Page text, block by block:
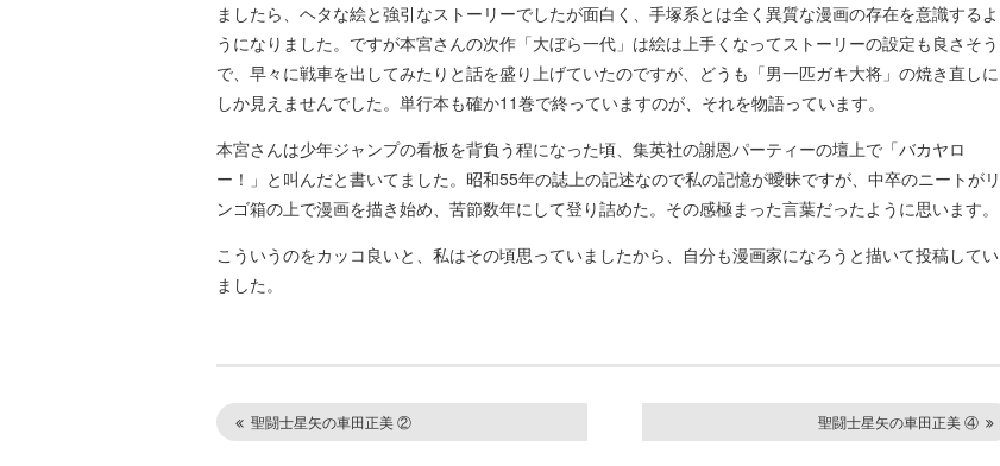
ましたら、ヘタな絵と強引なストーリーでしたが面白く、手塚系とは全く異質な漫画の存在を意識するよ
うになりました。ですが本宮さんの次作「大ぼら一代」は絵は上手くなってストーリーの設定も良さそう
で、早々に戦車を出してみたりと話を盛り上げていたのですが、どうも「男一匹ガキ大将」の焼き直しに
しか見えませんでした。単行本も確か11巻で終っていますのが、それを物語っています。
本宮さんは少年ジャンプの看板を背負う程になった頃、集英社の謝恩パーティーの壇上で「バカヤロ
ー！」と叫んだと書いてました。昭和55年の誌上の記述なので私の記憶が曖昧ですが、中卒のニートがリ
ンゴ箱の上で漫画を描き始め、苦節数年にして登り詰めた。その感極まった言葉だったように思います。
こういうのをカッコ良いと、私はその頃思っていましたから、自分も漫画家になろうと描いて投稿してい
ました。
聖闘士星矢の車田正美 ② 聖闘士星矢の車田正美 ④